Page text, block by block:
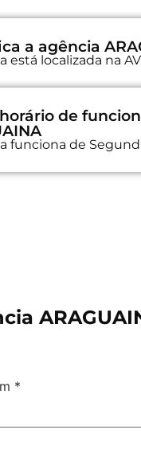
a agência
está localizada na
de
funciona de
*